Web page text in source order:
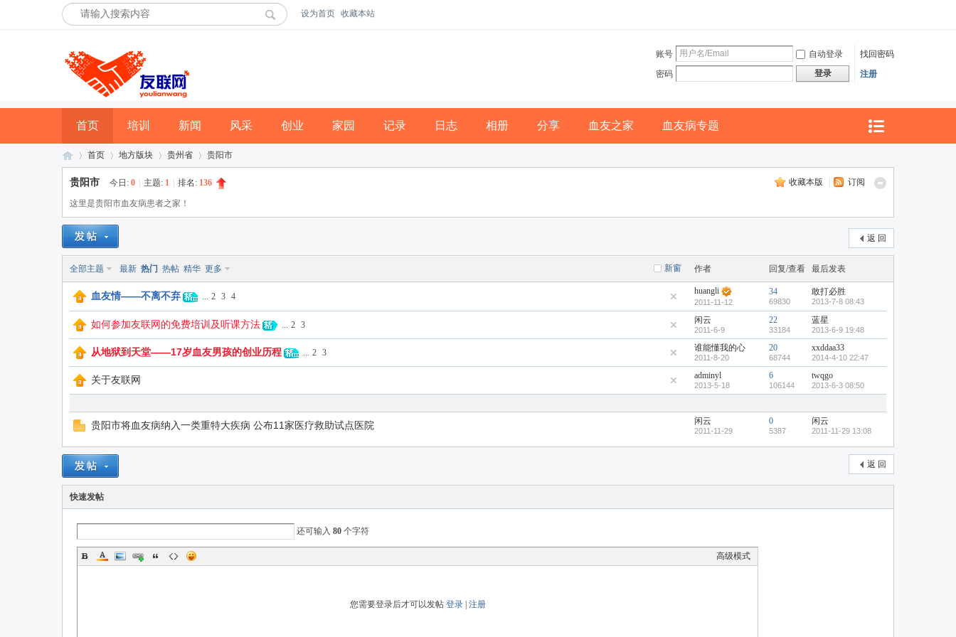
设为首页 收藏本站
账号 自动登录
找回密码
密码
登录 注册
首页 培训 新闻 风采 创业 家园 记录 日志 相册 分享 血友之家 血友病专题
友 »
首页
›
地方版块
›
贵州省
›
贵阳市
收藏本版 订阅
贵阳市 今日: 0 主题: 1 排名: 136
这里是贵阳市血友病患者之家！
返 回
新窗
全部主题 最新 热门 热帖 精华 更多 作者 回复/查看 最后发表
血友情——不离不弃 ... 2 3 4
huangli
2011-11-12
34
69830
敢打必胜
2013-7-8 08:43
如何参加友联网的免费培训及听课方法 ... 2 3 闲云
2011-6-9
22
33184
蓝星
2013-6-9 19:48
从地狱到天堂——17岁血友男孩的创业历程 ... 2 3 谁能懂我的心
2011-8-20
20
68744
xxddaa33
2014-4-10 22:47
关于友联网 adminyl
2013-5-18
6
106144
twqgo
2013-6-3 08:50
贵阳市将血友病纳入一类重特大疾病 公布11家医疗救助试点医院 闲云
2011-11-29
0
5387
闲云
2011-11-29 13:08
返 回
快速发帖
还可输入 80 个字符
高级模式
您需要登录后才可以发帖 登录| 注册